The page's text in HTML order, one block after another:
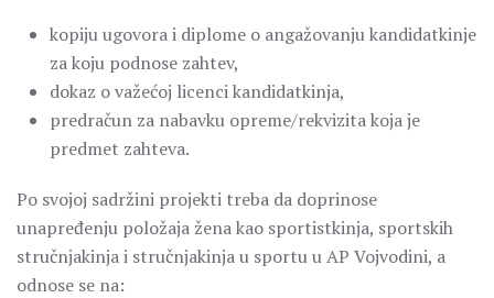
kopiju ugovora i diplome o angažovanju kandidatkinje
za koju podnose zahtev,
dokaz o važećoj licenci kandidatkinja,
predračun za nabavku opreme/rekvizita koja je
predmet zahteva.
Po svojoj sadržini projekti treba da doprinose
unapređenju položaja žena kao sportistkinja, sportskih
stručnjakinja i stručnjakinja u sportu u AP Vojvodini, a
odnose se na: